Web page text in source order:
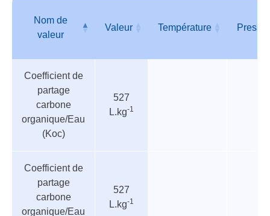
des
paramètres
Nom de
valeur
Valeur Température
valeur
Coefficient de
partage
carbone
organique/Eau
(Koc)
527
L.kg-1
Coefficient de
partage
carbone
organique/Eau
527
L.kg-1